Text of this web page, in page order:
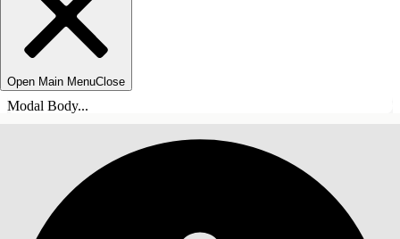
Open Main MenuClose
Modal Body...